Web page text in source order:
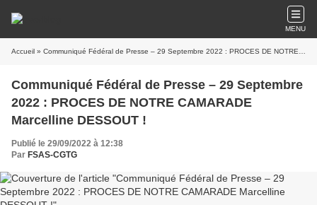
MENU
Accueil » Communiqué Fédéral de Presse – 29 Septembre 2022 : PROCES DE NOTRE CAMARADE Marcelline DESSOUT !
Communiqué Fédéral de Presse – 29 Septembre
2022 : PROCES DE NOTRE CAMARADE
Marcelline DESSOUT !
Publié le 29/09/2022 à 12:38
Par FSAS-CGTG